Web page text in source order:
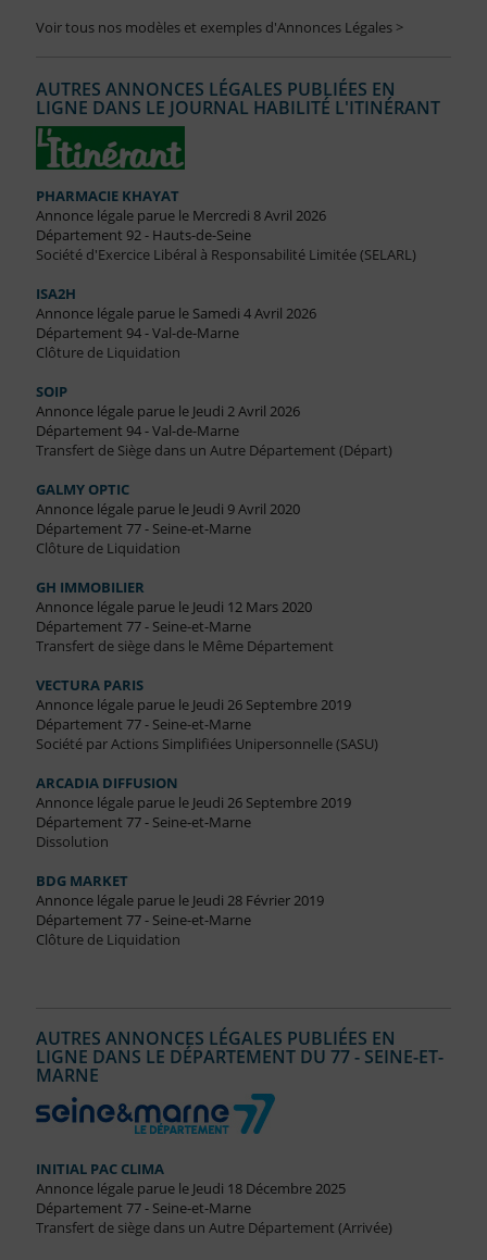
Voir tous nos modèles et exemples d'Annonces Légales >
AUTRES ANNONCES LÉGALES PUBLIÉES EN
LIGNE DANS LE JOURNAL HABILITÉ L'ITINÉRANT
PHARMACIE KHAYAT
Annonce légale parue le Mercredi 8 Avril 2026
Département 92 - Hauts-de-Seine
Société d'Exercice Libéral à Responsabilité Limitée (SELARL)
ISA2H
Annonce légale parue le Samedi 4 Avril 2026
Département 94 - Val-de-Marne
Clôture de Liquidation
SOIP
Annonce légale parue le Jeudi 2 Avril 2026
Département 94 - Val-de-Marne
Transfert de Siège dans un Autre Département (Départ)
GALMY OPTIC
Annonce légale parue le Jeudi 9 Avril 2020
Département 77 - Seine-et-Marne
Clôture de Liquidation
GH IMMOBILIER
Annonce légale parue le Jeudi 12 Mars 2020
Département 77 - Seine-et-Marne
Transfert de siège dans le Même Département
VECTURA PARIS
Annonce légale parue le Jeudi 26 Septembre 2019
Département 77 - Seine-et-Marne
Société par Actions Simplifiées Unipersonnelle (SASU)
ARCADIA DIFFUSION
Annonce légale parue le Jeudi 26 Septembre 2019
Département 77 - Seine-et-Marne
Dissolution
BDG MARKET
Annonce légale parue le Jeudi 28 Février 2019
Département 77 - Seine-et-Marne
Clôture de Liquidation
AUTRES ANNONCES LÉGALES PUBLIÉES EN
LIGNE DANS LE DÉPARTEMENT DU 77 - SEINE-ET-
MARNE
INITIAL PAC CLIMA
Annonce légale parue le Jeudi 18 Décembre 2025
Département 77 - Seine-et-Marne
Transfert de siège dans un Autre Département (Arrivée)